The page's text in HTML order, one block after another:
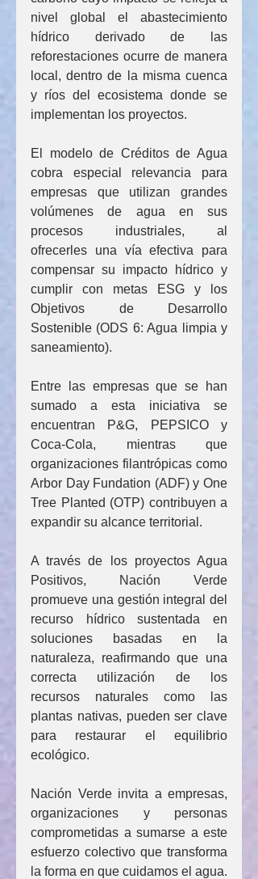
nivel global el abastecimiento
hídrico derivado de las
reforestaciones ocurre de manera
local, dentro de la misma cuenca
y ríos del ecosistema donde se
implementan los proyectos.
El modelo de Créditos de Agua
cobra especial relevancia para
empresas que utilizan grandes
volúmenes de agua en sus
procesos industriales, al
ofrecerles una vía efectiva para
compensar su impacto hídrico y
cumplir con metas ESG y los
Objetivos de Desarrollo
Sostenible (ODS 6: Agua limpia y
saneamiento).
Entre las empresas que se han
sumado a esta iniciativa se
encuentran P&G, PEPSICO y
Coca-Cola, mientras que
organizaciones filantrópicas como
Arbor Day Fundation (ADF) y One
Tree Planted (OTP) contribuyen a
expandir su alcance territorial.
A través de los proyectos Agua
Positivos, Nación Verde
promueve una gestión integral del
recurso hídrico sustentada en
soluciones basadas en la
naturaleza, reafirmando que una
correcta utilización de los
recursos naturales como las
plantas nativas, pueden ser clave
para restaurar el equilibrio
ecológico.
Nación Verde invita a empresas,
organizaciones y personas
comprometidas a sumarse a este
esfuerzo colectivo que transforma
la forma en que cuidamos el agua.